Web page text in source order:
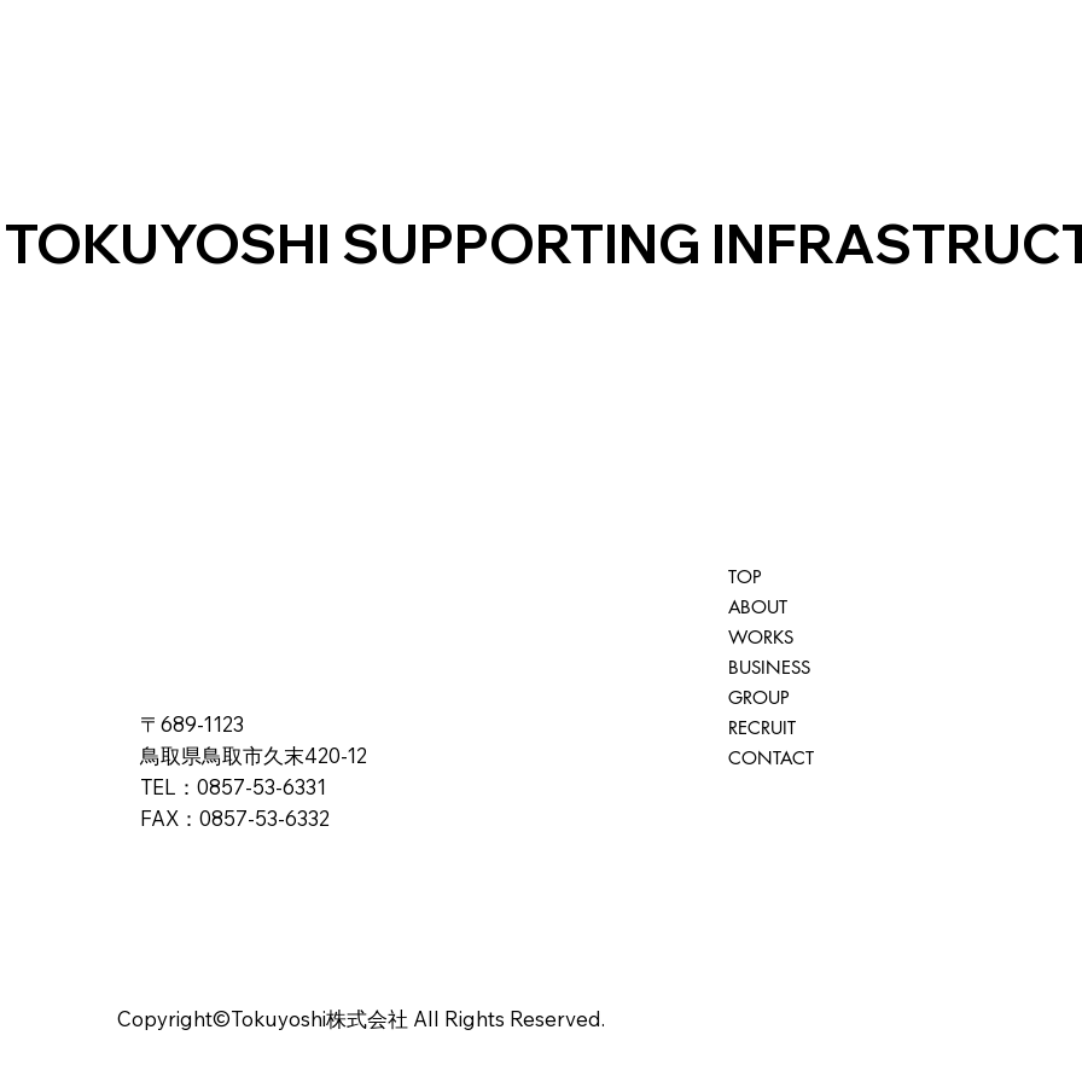
TOKUYOSHI SUPPORTING
〒689-1123
鳥取県鳥取市久末420-12
TEL：0857-53-6331
FAX：0857-53-6332
TOP
ABOUT
WORKS
BUSINESS
GROUP
RECRUIT
CONTACT
Copyright©Tokuyoshi株式会社 All Rights Reserved.